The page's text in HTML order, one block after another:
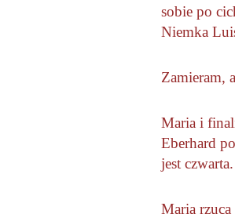
sobie po
Niemka
Zamieram,
Maria i
Eberhard
jest czwarta.
Maria